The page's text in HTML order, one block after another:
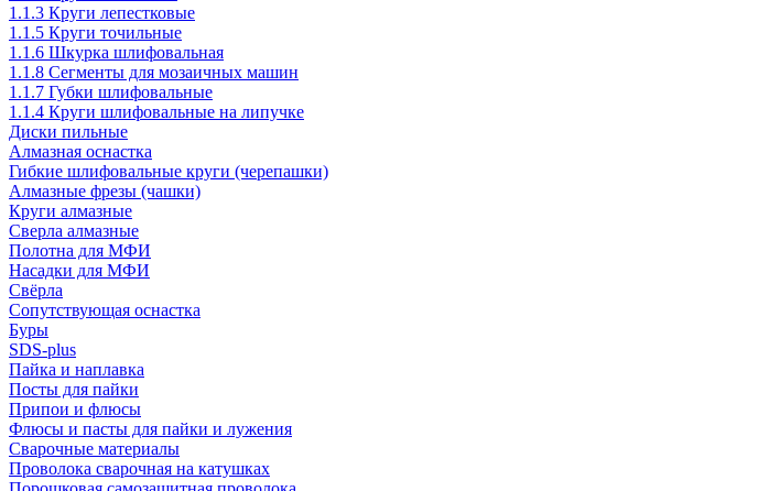
1.1.3 Круги лепестковые
1.1.5 Круги точильные
1.1.6 Шкурка шлифовальная
1.1.8 Сегменты для мозаичных машин
1.1.7 Губки шлифовальные
1.1.4 Круги шлифовальные на липучке
Диски пильные
Алмазная оснастка
Гибкие шлифовальные круги (черепашки)
Алмазные фрезы (чашки)
Круги алмазные
Сверла алмазные
Полотна для МФИ
Насадки для МФИ
Свёрла
Сопутствующая оснастка
Буры
SDS-plus
Пайка и наплавка
Посты для пайки
Припои и флюсы
Флюсы и пасты для пайки и лужения
Сварочные материалы
Проволока сварочная на катушках